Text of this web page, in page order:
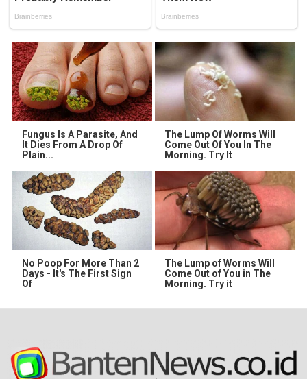
Fungus Is A Parasite, And
It Dies From A Drop Of
Plain...
The Lump Of Worms Will
Come Out Of You In The
Morning. Try It
No Poop For More Than 2
Days - It's The First Sign
Of
The Lump of Worms Will
Come Out of You in The
Morning. Try it